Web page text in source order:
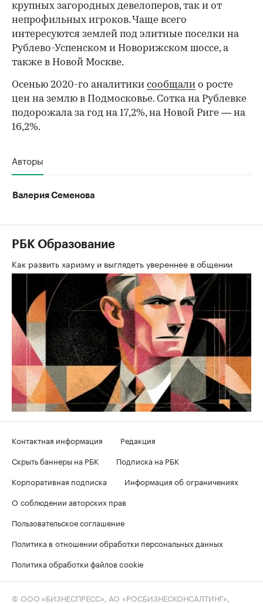
крупных загородных девелоперов, так и от
непрофильных игроков. Чаще всего
интересуются землей под элитные поселки на
Рублево-Успенском и Новорижском шоссе, а
также в Новой Москве.
Осенью 2020-го аналитики сообщали о росте
цен на землю в Подмосковье. Сотка на Рублевке
подорожала за год на 17,2%, на Новой Риге — на
16,2%.
Авторы
Валерия Семенова
РБК Образование
Как развить харизму и выглядеть увереннее в общении
Контактная информация
Редакция
Скрыть баннеры на РБК
Подписка на РБК
Корпоративная подписка
Информация об ограничениях
О соблюдении авторских прав
Пользовательское соглашение
Политика в отношении обработки персональных данных
Политика обработки файлов cookie
© ООО «БИЗНЕСПРЕСС», АО «РОСБИЗНЕСКОНСАЛТИНГ»,